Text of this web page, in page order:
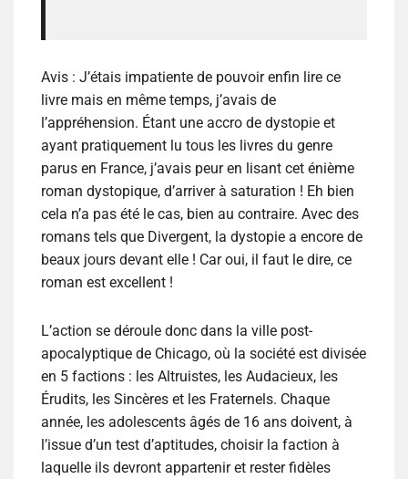
Avis : J’étais impatiente de pouvoir enfin lire ce
livre mais en même temps, j’avais de
l’appréhension. Étant une accro de dystopie et
ayant pratiquement lu tous les livres du genre
parus en France, j’avais peur en lisant cet énième
roman dystopique, d’arriver à saturation ! Eh bien
cela n’a pas été le cas, bien au contraire. Avec des
romans tels que Divergent, la dystopie a encore de
beaux jours devant elle ! Car oui, il faut le dire, ce
roman est excellent !
L’action se déroule donc dans la ville post-
apocalyptique de Chicago, où la société est divisée
en 5 factions : les Altruistes, les Audacieux, les
Érudits, les Sincères et les Fraternels. Chaque
année, les adolescents âgés de 16 ans doivent, à
l’issue d’un test d’aptitudes, choisir la faction à
laquelle ils devront appartenir et rester fidèles